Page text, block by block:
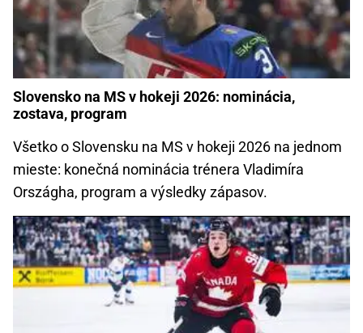
Slovensko na MS v hokeji 2026: nominácia,
zostava, program
Všetko o Slovensku na MS v hokeji 2026 na jednom
mieste: konečná nominácia trénera Vladimíra
Országha, program a výsledky zápasov.